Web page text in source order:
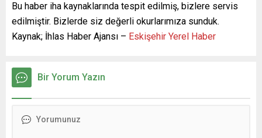
Bu haber iha kaynaklarında tespit edilmiş, bizlere servis
edilmiştir. Bizlerde siz değerli okurlarımıza sunduk.
Kaynak; İhlas Haber Ajansı – Eskişehir Yerel Haber
Bir Yorum Yazın